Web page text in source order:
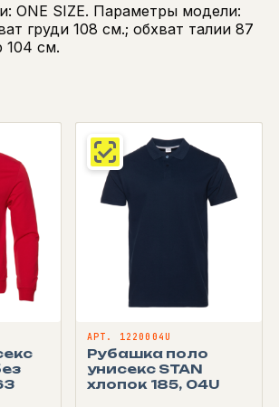
ONE SIZE. Параметры модели:
груди 108 см.; обхват талии 87
104 см.
АРТ. 1220004U
Рубашка поло
унисекс STAN
хлопок 185, 04U